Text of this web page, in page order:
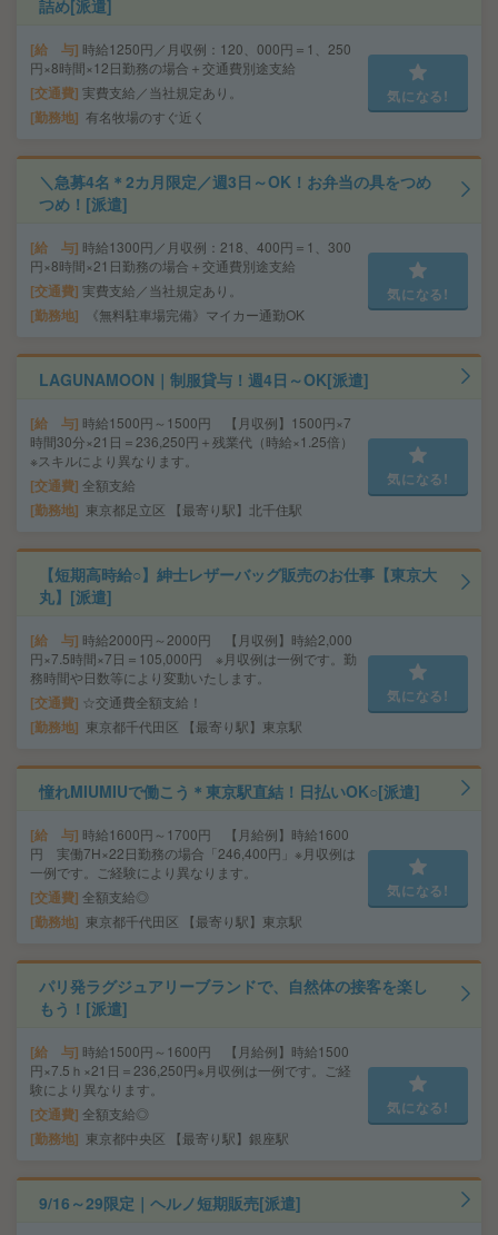
詰め[派遣]
給 与 時給1250円／月収例：120、000円＝1、250
円×8時間×12日勤務の場合＋交通費別途支給
交通費 実費支給／当社規定あり。
勤務地 有名牧場のすぐ近く
気になる!
＼急募4名＊2カ月限定／週3日～OK！お弁当の具をつめ
つめ！[派遣]
給 与 時給1300円／月収例：218、400円＝1、300
円×8時間×21日勤務の場合＋交通費別途支給
交通費 実費支給／当社規定あり。
勤務地 《無料駐車場完備》マイカー通勤OK
気になる!
LAGUNAMOON｜制服貸与！週4日～OK[派遣]
給 与 時給1500円～1500円 【月収例】1500円×7
時間30分×21日＝236,250円＋残業代（時給×1.25倍）
※スキルにより異なります。
交通費 全額支給
勤務地 東京都足立区 【最寄り駅】北千住駅
気になる!
【短期高時給○】紳士レザーバッグ販売のお仕事【東京大
丸】[派遣]
給 与 時給2000円～2000円 【月収例】時給2,000
円×7.5時間×7日＝105,000円 ※月収例は一例です。勤
務時間や日数等により変動いたします。
交通費 ☆交通費全額支給！
勤務地 東京都千代田区 【最寄り駅】東京駅
気になる!
憧れMIUMIUで働こう＊東京駅直結！日払いOK○[派遣]
給 与 時給1600円～1700円 【月給例】時給1600
円 実働7H×22日勤務の場合「246,400円」※月収例は
一例です。ご経験により異なります。
交通費 全額支給◎
勤務地 東京都千代田区 【最寄り駅】東京駅
気になる!
パリ発ラグジュアリーブランドで、自然体の接客を楽し
もう！[派遣]
給 与 時給1500円～1600円 【月給例】時給1500
円×7.5ｈ×21日＝236,250円※月収例は一例です。ご経
験により異なります。
交通費 全額支給◎
勤務地 東京都中央区 【最寄り駅】銀座駅
気になる!
9/16～29限定｜ヘルノ短期販売[派遣]